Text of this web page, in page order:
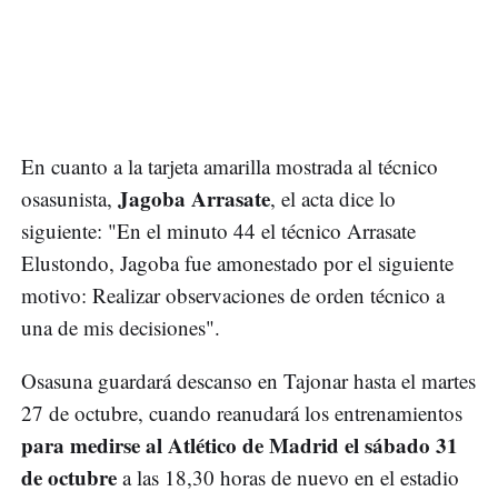
En cuanto a la tarjeta amarilla mostrada al técnico
osasunista, Jagoba Arrasate, el acta dice lo
siguiente: "En el minuto 44 el técnico Arrasate
Elustondo, Jagoba fue amonestado por el siguiente
motivo: Realizar observaciones de orden técnico a
una de mis decisiones".
Osasuna guardará descanso en Tajonar hasta el martes
27 de octubre, cuando reanudará los entrenamientos
para medirse al Atlético de Madrid el sábado 31
de octubre a las 18,30 horas de nuevo en el estadio